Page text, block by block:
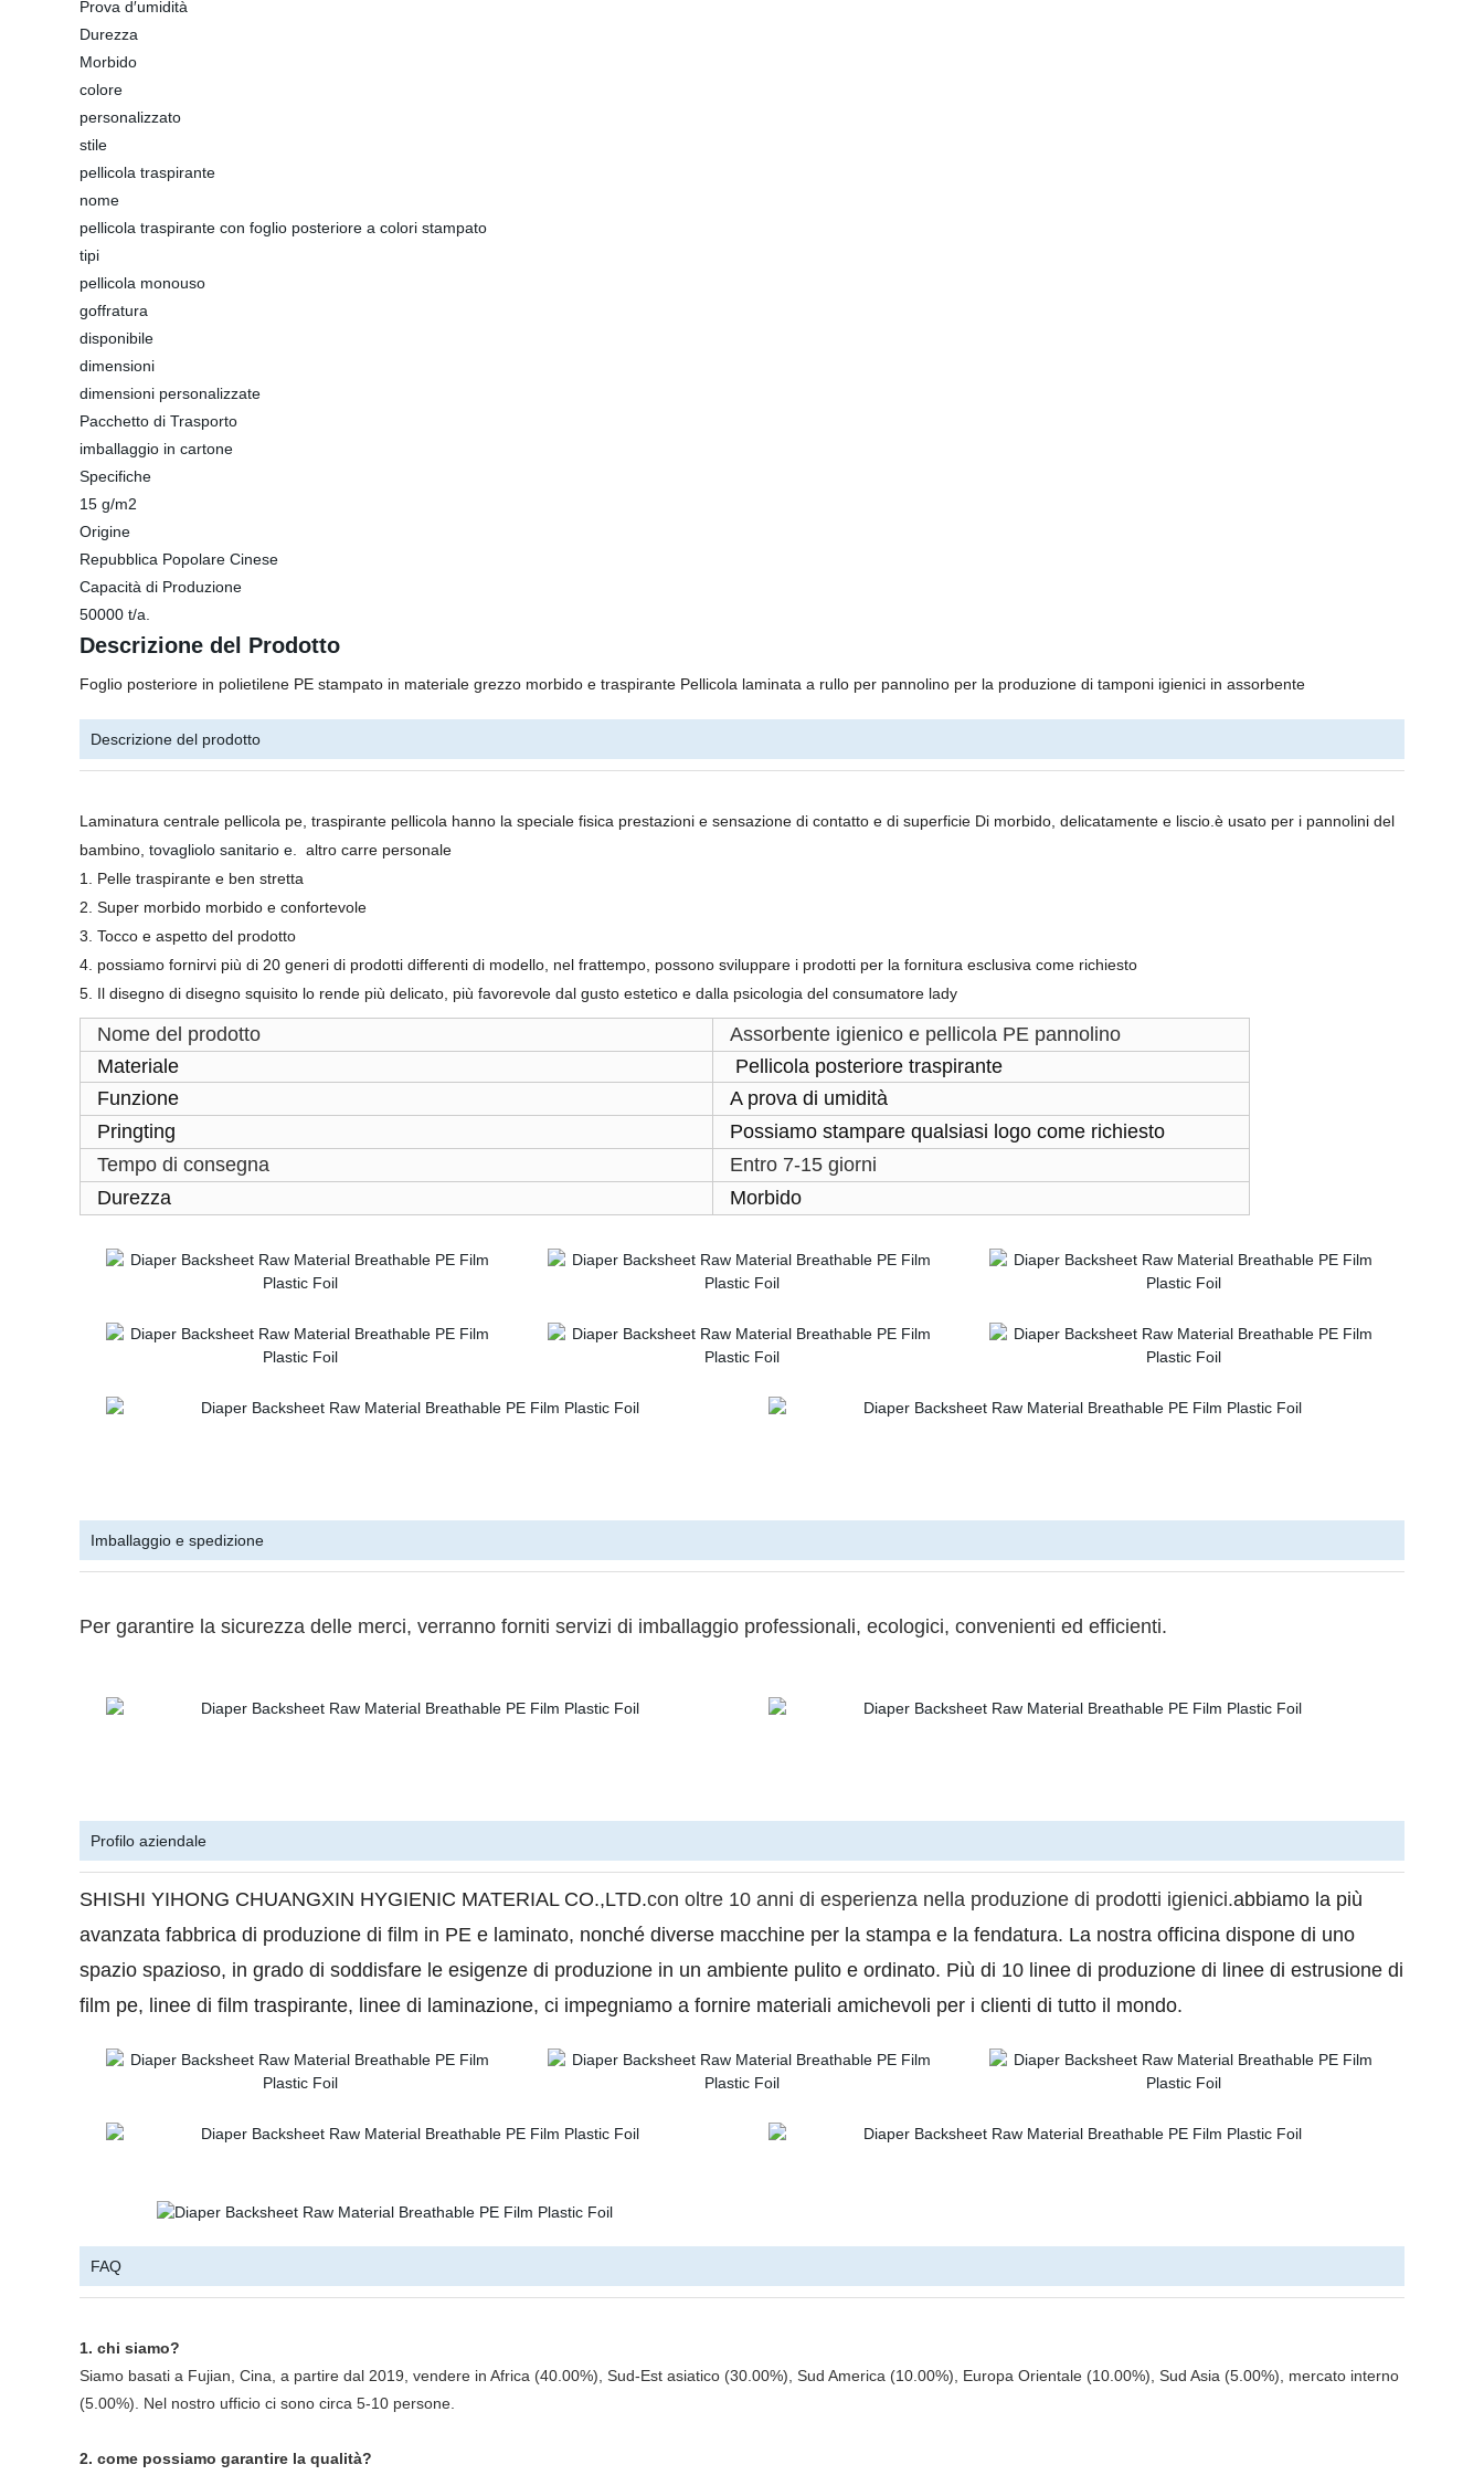
Prova d′umidità
Durezza
Morbido
colore
personalizzato
stile
pellicola traspirante
nome
pellicola traspirante con foglio posteriore a colori stampato
tipi
pellicola monouso
goffratura
disponibile
dimensioni
dimensioni personalizzate
Pacchetto di Trasporto
imballaggio in cartone
Specifiche
15 g/m2
Origine
Repubblica Popolare Cinese
Capacità di Produzione
50000 t/a.
Descrizione del Prodotto
Foglio posteriore in polietilene PE stampato in materiale grezzo morbido e traspirante Pellicola laminata a rullo per pannolino per la produzione di tamponi igienici in assorbente
Descrizione del prodotto
Laminatura centrale pellicola pe, traspirante pellicola hanno la speciale fisica prestazioni e sensazione di contatto e di superficie Di morbido, delicatamente e liscio.è usato per i pannolini del
bambino, tovagliolo sanitario e. altro carre personale
1. Pelle traspirante e ben stretta
2. Super morbido morbido e confortevole
3. Tocco e aspetto del prodotto
4. possiamo fornirvi più di 20 generi di prodotti differenti di modello, nel frattempo, possono sviluppare i prodotti per la fornitura esclusiva come richiesto
5. Il disegno di disegno squisito lo rende più delicato, più favorevole dal gusto estetico e dalla psicologia del consumatore lady
Nome del prodotto
Assorbente igienico e pellicola PE pannolino
Materiale
Pellicola posteriore traspirante
Funzione
A prova di umidità
Pringting
Possiamo stampare qualsiasi logo come richiesto
Tempo di consegna
Entro 7-15 giorni
Durezza
Morbido
Imballaggio e spedizione
Per garantire la sicurezza delle merci, verranno forniti servizi di imballaggio professionali, ecologici, convenienti ed efficienti.
Profilo aziendale
SHISHI YIHONG CHUANGXIN HYGIENIC MATERIAL CO.,LTD.con oltre 10 anni di esperienza nella produzione di prodotti igienici.abbiamo la più
avanzata fabbrica di produzione di film in PE e laminato, nonché diverse macchine per la stampa e la fendatura. La nostra officina dispone di uno
spazio spazioso, in grado di soddisfare le esigenze di produzione in un ambiente pulito e ordinato. Più di 10 linee di produzione di linee di estrusione di
film pe, linee di film traspirante, linee di laminazione, ci impegniamo a fornire materiali amichevoli per i clienti di tutto il mondo.
FAQ
1. chi siamo?
Siamo basati a Fujian, Cina, a partire dal 2019, vendere in Africa (40.00%), Sud-Est asiatico (30.00%), Sud America (10.00%), Europa Orientale (10.00%), Sud Asia (5.00%), mercato interno
(5.00%). Nel nostro ufficio ci sono circa 5-10 persone.
2. come possiamo garantire la qualità?